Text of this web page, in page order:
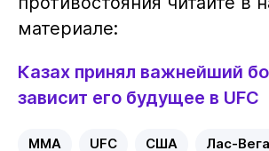
материале:
Казах принял важнейший
зависит его будущее в UFC
MMA UFC США Лас-